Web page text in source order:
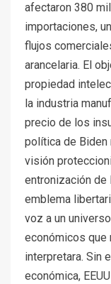
afectaron 380
importaciones,
flujos
arancelaria. El
propiedad
la industria
precio de los
política de Biden
visión
entronización de
emblema
voz a un
económicos que
interpretara. Sin
económica,